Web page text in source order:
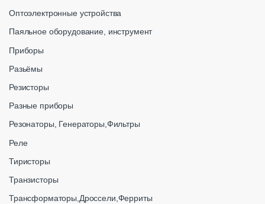
Оптоэлектронные устройства
Паяльное оборудование, инструмент
Приборы
Разьёмы
Резисторы
Разные приборы
Резонаторы, Генераторы,Фильтры
Реле
Тиристоры
Транзисторы
Трансформаторы,Дроссели,Ферриты